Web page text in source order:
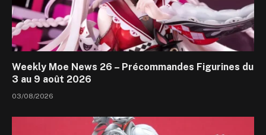
Weekly Moe News 26 – Précommandes Figurines du
3 au 9 août 2026
03/08/2026